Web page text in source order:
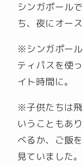
シンガポール
ち、夜にオー
※シンガポー
ティパスを使
イト時間に。
※子供たちは
いうこともあ
べるか、ご飯
見ていました